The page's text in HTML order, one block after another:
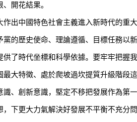
開花結果。
中國特色社會主義進入新時代的重
的歷史使命、理論遵循、目標任務以
了時代坐標和科學依據。要牢牢把握
大特徵、處於爬坡過坎提質升級階段
、創新意識，堅定不移把發展作為第
下更大力氣解決好發展不平衡不充分